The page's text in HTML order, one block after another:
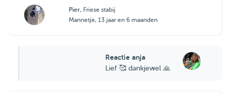
Pier, Friese stabij
Mannetje, 13 jaar en 6 maanden
Reactie anja
Lief 🥰 dankjewel 🙏